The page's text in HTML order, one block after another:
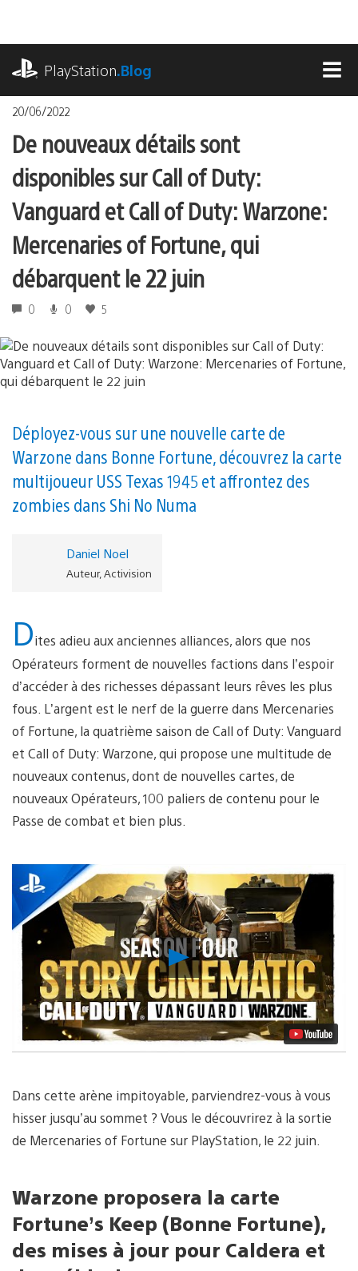
contenu
PlayStation.Blog
20/06/2022
De nouveaux détails sont
disponibles sur Call of Duty:
Vanguard et Call of Duty: Warzone:
Mercenaries of Fortune, qui
débarquent le 22 juin
0 0 5
Déployez-vous sur une nouvelle carte de
Warzone dans Bonne Fortune, découvrez la carte
multijoueur USS Texas 1945 et affrontez des
zombies dans Shi No Numa
Daniel Noel
Auteur, Activision
Dites adieu aux anciennes alliances, alors que nos
Opérateurs forment de nouvelles factions dans l’espoir
d’accéder à des richesses dépassant leurs rêves les plus
fous. L’argent est le nerf de la guerre dans Mercenaries
of Fortune, la quatrième saison de Call of Duty: Vanguard
et Call of Duty: Warzone, qui propose une multitude de
nouveaux contenus, dont de nouvelles cartes, de
nouveaux Opérateurs, 100 paliers de contenu pour le
Passe de combat et bien plus.
Lancer
la
vidéo
Dans cette arène impitoyable, parviendrez-vous à vous
hisser jusqu’au sommet ? Vous le découvrirez à la sortie
de Mercenaries of Fortune sur PlayStation, le 22 juin.
Warzone proposera la carte
Fortune’s Keep (Bonne Fortune),
des mises à jour pour Caldera et